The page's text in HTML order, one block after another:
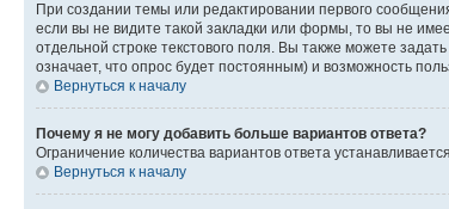
При создании темы или редактировании первого
если вы не видите такой закладки или формы, то вы не
отдельной строке текстового поля. Вы также можете
означает, что опрос будет постоянным) и возможность
Вернуться к началу
Почему я не могу добавить больше вариантов ответа?
Ограничение количества вариантов ответа
Вернуться к началу